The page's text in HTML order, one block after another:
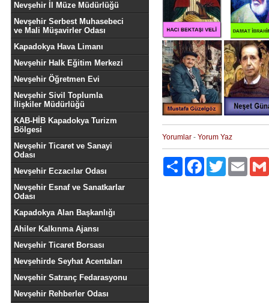
Nevşehir İl Müze Müdürlüğü
Nevşehir Serbest Muhasebeci
ve Mali Müşavirler Odası
Kapadokya Hava Limanı
Nevşehir Halk Eğitim Merkezi
Nevşehir Öğretmen Evi
Nevşehir Sivil Toplumla
İlişkiler Müdürlüğü
KAB-HİB Kapadokya Turizm
Bölgesi
Nevşehir Ticaret ve Sanayi
Odası
Nevşehir Eczacılar Odası
Nevşehir Esnaf ve Sanatkarlar
Odası
Kapadokya Alan Başkanlığı
Ahiler Kalkınma Ajansı
Nevşehir Ticaret Borsası
Nevşehirde Seyhat Acentaları
Nevşehir Satranç Fedarasyonu
Nevşehir Rehberler Odası
Yorumlar - Yorum Yaz
Paylaş FacebookTwitter Email